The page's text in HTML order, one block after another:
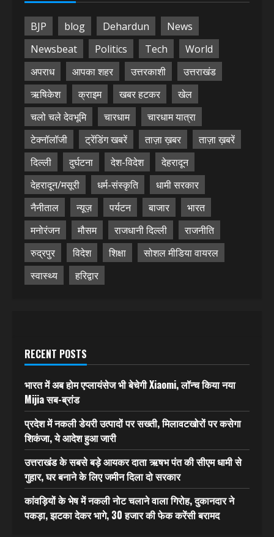
BJP blog Dehardun
News
Newsbeat
Politics Tech
World
अपराध
आपका शहर उत्तरकाशी
उत्तराखंड
ऋषिकेश
क्राइम खबर हटकर
खेल
चलो चले देवभूमि
चारधाम
चारधाम यात्रा
टेक्नॉलॉजी
ट्रेंडिंग खबरें ताज़ा ख़बर
ताज़ा ख़बरें
दिल्ली
दुर्घटना देश-विदेश
देहरादून
देहरादून/मसूरी
धर्म-संस्कृति
धामी सरकार
नैनीताल
न्यूज़ पर्यटन बाजार
भारत
मनोरंजन
मौसम राजधानी दिल्ली
राजनीति
रुद्रपुर
विदेश शिक्षा
सोशल मीडिया वायरल
स्वास्थ्य
हरिद्वार
RECENT POSTS
भारत में अब होम एप्लायंसेज भी बेचेगी Xiaomi, लॉन्च किया नया
Mijia सब-ब्रांड
प्रदेश में नकली डेयरी उत्पादों पर सख्ती, मिलावटखोरों पर कसेगा
शिकंजा, ये आदेश हुआ जारी
उत्तराखंड के सबसे बड़े आयकर दाता ऋषभ पंत की सीएम धामी से
गुहार, घर बनाने के लिए जमीन दिला दो सरकार
कांवड़ियों के भेष में नकली नोट चलाने वाला गिरोह, दुकानदार ने
पकड़ा, झटका देकर भागे, 30 हजार की फेक करेंसी बरामद